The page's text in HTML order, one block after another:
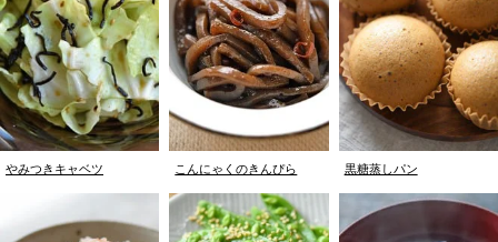
やみつきキャベツ こんにゃくのきんぴら 黒糖蒸しパン